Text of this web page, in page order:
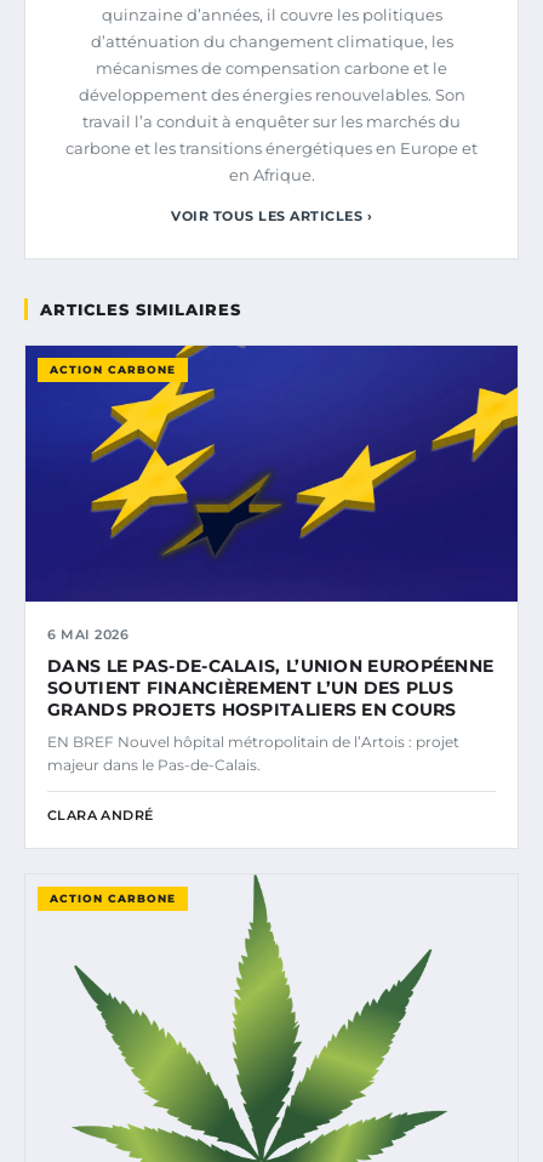
quinzaine d’années, il couvre les politiques
d’atténuation du changement climatique, les
mécanismes de compensation carbone et le
développement des énergies renouvelables. Son
travail l’a conduit à enquêter sur les marchés du
carbone et les transitions énergétiques en Europe et
en Afrique.
VOIR TOUS LES ARTICLES ›
ARTICLES SIMILAIRES
ACTION CARBONE
6 MAI 2026
DANS LE PAS-DE-CALAIS, L’UNION EUROPÉENNE
SOUTIENT FINANCIÈREMENT L’UN DES PLUS
GRANDS PROJETS HOSPITALIERS EN COURS
EN BREF Nouvel hôpital métropolitain de l’Artois : projet
majeur dans le Pas-de-Calais.
CLARA ANDRÉ
ACTION CARBONE